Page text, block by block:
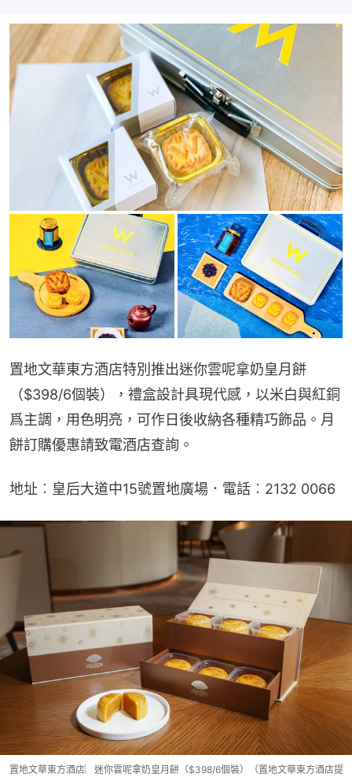
置地文華東方酒店特別推出迷你雲呢拿奶皇月餅
（$398/6個裝），禮盒設計具現代感，以米白與紅銅
爲主調，用色明亮，可作日後收納各種精巧飾品。月
餅訂購優惠請致電酒店查詢。
地址︰皇后大道中15號置地廣場．電話︰2132 0066
置地文華東方酒店︳迷你雲呢拿奶皇月餅（$398/6個裝）（置地文華東方酒店提